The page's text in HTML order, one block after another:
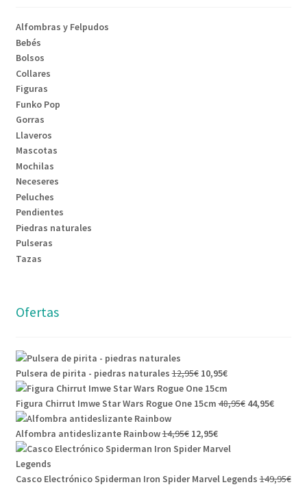
Alfombras y Felpudos
Bebés
Bolsos
Collares
Figuras
Funko Pop
Gorras
Llaveros
Mascotas
Mochilas
Neceseres
Peluches
Pendientes
Piedras naturales
Pulseras
Tazas
Ofertas
Pulsera de pirita - piedras naturales 12,95€ 10,95€
Figura Chirrut Imwe Star Wars Rogue One 15cm 48,95€ 44,95€
Alfombra antideslizante Rainbow14,95€ 12,95€
Casco Electrónico Spiderman Iron Spider Marvel Legends 149,95€